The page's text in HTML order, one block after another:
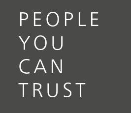
PEOPLE
YOU
CAN
TRUST